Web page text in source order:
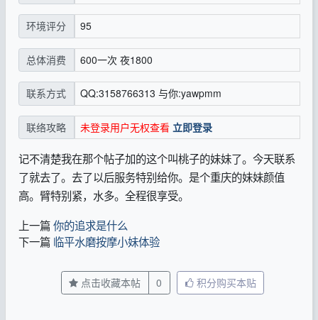
环境评分 95
总体消费 600一次 夜1800
联系方式 QQ:3158766313 与你:yawpmm
联络攻略 未登录用户无权查看 立即登录
记不清楚我在那个帖子加的这个叫桃子的妹妹了。今天联系
了就去了。去了以后服务特别给你。是个重庆的妹妹颜值
高。臂特别紧，水多。全程很享受。
上一篇 你的追求是什么
下一篇 临平水磨按摩小妹体验
点击收藏本帖 0 积分购买本贴